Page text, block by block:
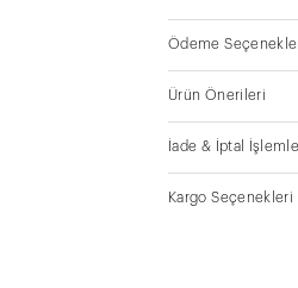
Ödeme
Ürün Önerileri
İade & İptal
Kargo Seçenekleri